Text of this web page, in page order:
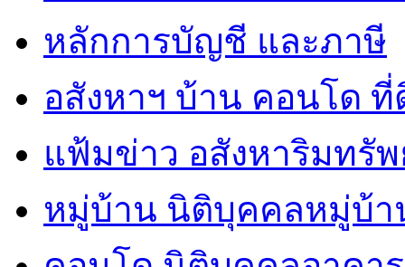
หลักการบัญชี และภาษี
อสังหาฯ บ้าน คอนโด
แฟ้มข่าว อสังหาริมทรั
หมู่บ้าน นิติบุคคลหมู่บ้า